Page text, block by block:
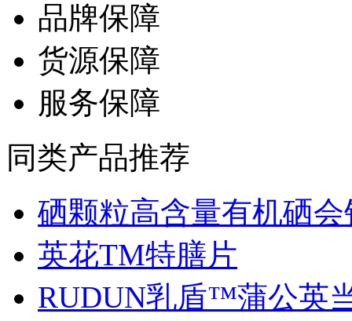
品牌保障
货源保障
服务保障
同类产品推荐
硒颗粒高含量有机硒会
英花TM特膳片
RUDUN乳盾™蒲公英